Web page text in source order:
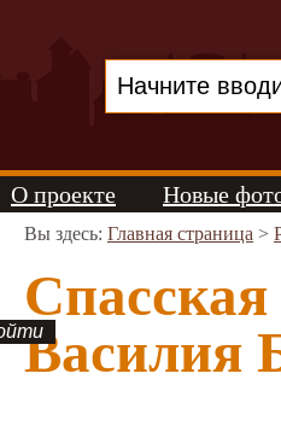
О проекте Новые
Вы здесь: Главная страница >
Василия